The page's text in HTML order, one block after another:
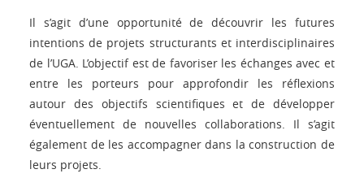
Il s’agit d’une opportunité de découvrir les futures
intentions de projets structurants et interdisciplinaires
de l’UGA. L’objectif est de favoriser les échanges avec et
entre les porteurs pour approfondir les réflexions
autour des objectifs scientifiques et de développer
éventuellement de nouvelles collaborations. Il s’agit
également de les accompagner dans la construction de
leurs projets.